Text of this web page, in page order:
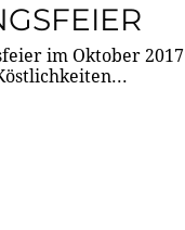
im Oktober 2017